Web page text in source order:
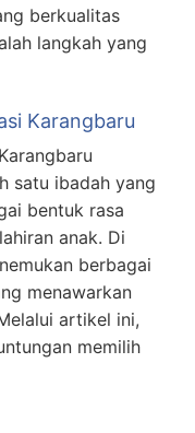
berkualitas
langkah yang
Karangbaru
satu ibadah yang
bentuk rasa
anak. Di
berbagai
menawarkan
artikel ini,
memilih